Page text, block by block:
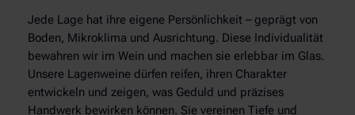
e
r
G
o
l
Jede Lage hat ihre eigene Persönlichkeit – geprägt von
Boden, Mikroklima und Ausrichtung. Diese Individualität
bewahren wir im Wein und machen sie erlebbar im Glas.
Unsere Lagenweine dürfen reifen, ihren Charakter
entwickeln und zeigen, was Geduld und präzises
Handwerk bewirken können. Sie vereinen Tiefe und